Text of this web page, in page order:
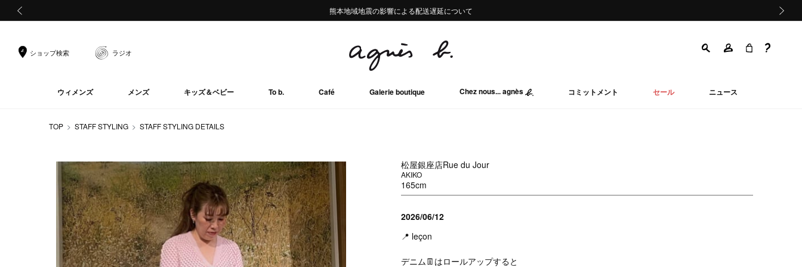
熊本地域地震の影響による配送遅延について
Summer Sale 2buy10%OFF!!
熊本地域地震の影響による配送遅延について
Summer Sale 2buy10%OFF!!
ショップ検索 ラジオ
ウィメンズ メンズ キッズ＆ベビー To b. Café Galerie boutique Chez nous... agnès コミットメント セール ニュース
TOP STAFF STYLING STAFF STYLING DETAILS
松屋銀座店Rue du Jour
AKIKO
165cm
2026/06/12
📍 leçon
デニム👖はロールアップすると